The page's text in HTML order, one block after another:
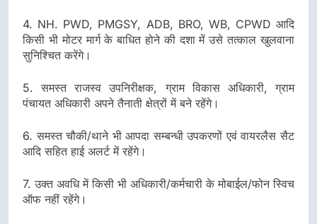
4. NH. PWD, PMGSY, ADB, BRO, WB, CPWD आदि
किसी भी मोटर मार्ग के बाधित होने की दशा में उसे तत्काल खुलवाना
सुनिश्चित करेंगे।
5. समस्त राजस्व उपनिरीक्षक, ग्राम विकास अधिकारी, ग्राम
पंचायत अधिकारी अपने तैनाती क्षेत्रों में बने रहेंगे।
6. समस्त चौकी/थाने भी आपदा सम्बन्धी उपकरणों एवं वायरलैस सैट
आदि सहित हाई अलर्ट में रहेंगे।
7. उक्त अवधि में किसी भी अधिकारी/कर्मचारी के मोबाईल/फोन स्विच
ऑफ नहीं रहेंगे।